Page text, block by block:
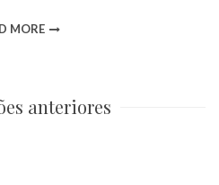
MORE
anteriores